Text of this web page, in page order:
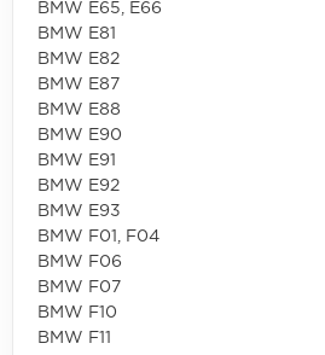
BMW E65, E66
BMW E81
BMW E82
BMW E87
BMW E88
BMW E90
BMW E91
BMW E92
BMW E93
BMW F01, F04
BMW F06
BMW F07
BMW F10
BMW F11